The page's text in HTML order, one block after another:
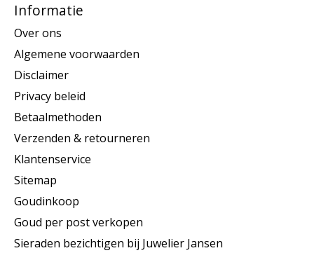
Informatie
Over ons
Algemene voorwaarden
Disclaimer
Privacy beleid
Betaalmethoden
Verzenden & retourneren
Klantenservice
Sitemap
Goudinkoop
Goud per post verkopen
Sieraden bezichtigen bij Juwelier Jansen